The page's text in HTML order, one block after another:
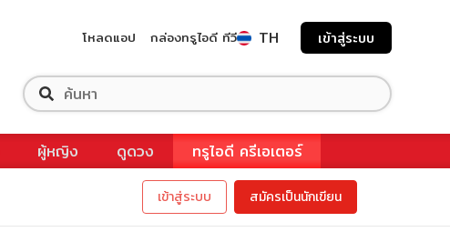
โหลดแอป กล่องทรูไอดี ทีวี TH เข้าสู่ระบบ
ผู้หญิง ดูดวง ทรูไอดี ครีเอเตอร์
เข้าสู่ระบบ สมัครเป็นนักเขียน